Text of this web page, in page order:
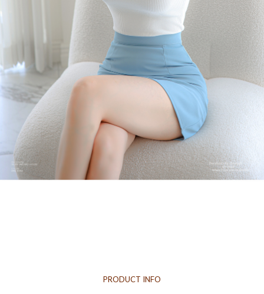
PRODUCT INFO